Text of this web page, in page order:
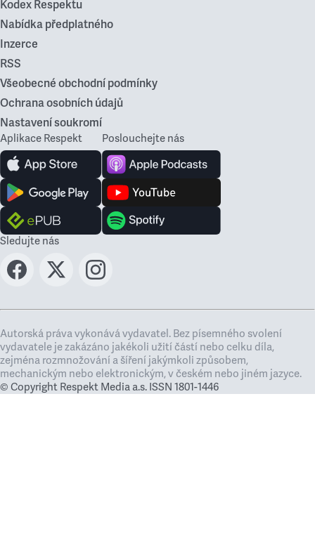
Kodex Respektu
Nabídka předplatného
Inzerce
RSS
Všeobecné obchodní podmínky
Ochrana osobních údajů
Nastavení soukromí
Aplikace Respekt Poslouchejte nás
Sledujte nás
Autorská práva vykonává vydavatel. Bez písemného svolení
vydavatele je zakázáno jakékoli užití částí nebo celku díla,
zejména rozmnožování a šíření jakýmkoli způsobem,
mechanickým nebo elektronickým, v českém nebo jiném jazyce.
© Copyright Respekt Media a.s. ISSN 1801-1446